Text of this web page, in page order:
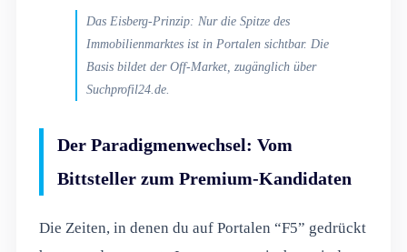
Das Eisberg-Prinzip: Nur die Spitze des
Immobilienmarktes ist in Portalen sichtbar. Die
Basis bildet der Off-Market, zugänglich über
Suchprofil24.de.
Der Paradigmenwechsel: Vom
Bittsteller zum Premium-Kandidaten
Die Zeiten, in denen du auf Portalen “F5” gedrückt